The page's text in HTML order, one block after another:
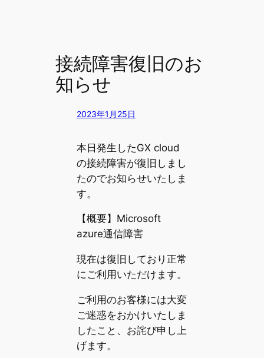
接続障害復旧のお
知らせ
2023年1月25日
本日発生したGX cloud
の接続障害が復旧しまし
たのでお知らせいたしま
す。
【概要】Microsoft
azure通信障害
現在は復旧しており正常
にご利用いただけます。
ご利用のお客様には大変
ご迷惑をおかけいたしま
したこと、お詫び申し上
げます。